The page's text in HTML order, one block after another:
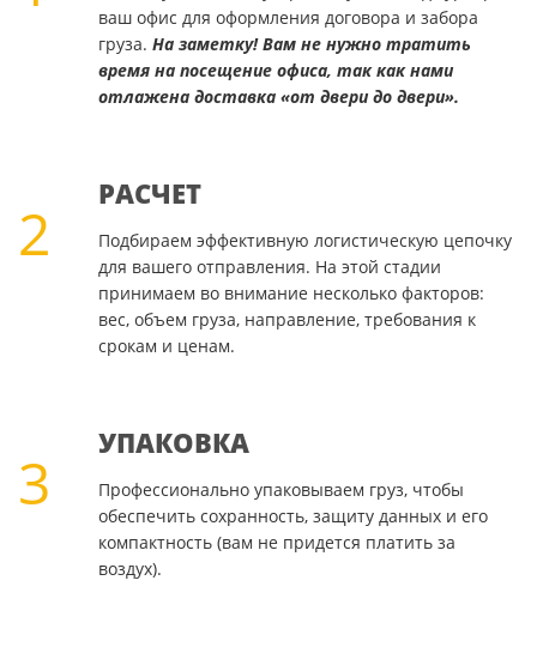
ваш офис для оформления договора и забора
груза. На заметку! Вам не нужно тратить
время на посещение офиса, так как нами
отлажена доставка «от двери до двери».
2
РАСЧЕТ
Подбираем эффективную логистическую цепочку
для вашего отправления. На этой стадии
принимаем во внимание несколько факторов:
вес, объем груза, направление, требования к
срокам и ценам.
3
УПАКОВКА
Профессионально упаковываем груз, чтобы
обеспечить сохранность, защиту данных и его
компактность (вам не придется платить за
воздух).